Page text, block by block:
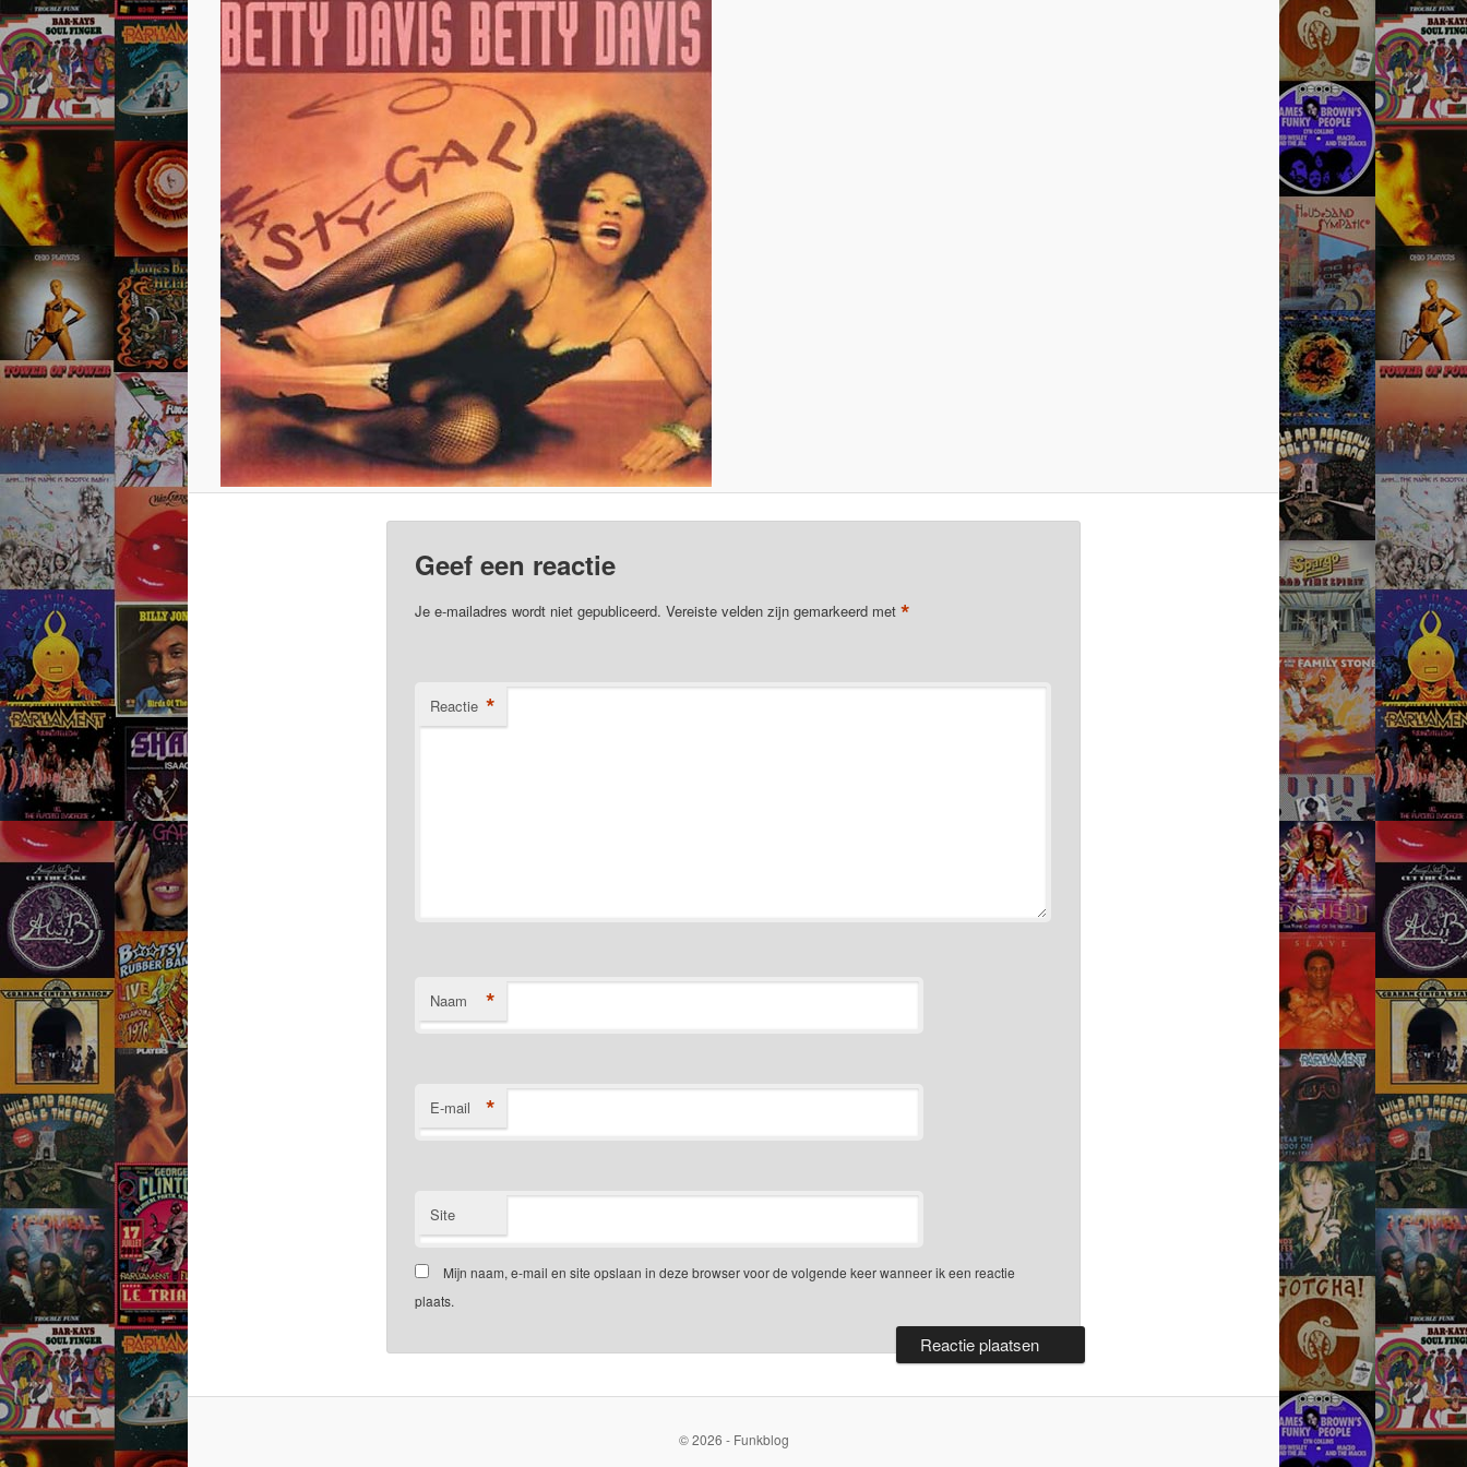
Geef een reactie
Je e-mailadres wordt niet gepubliceerd. Vereiste velden zijn gemarkeerd met *
Reactie *
Naam *
E-mail *
Site
Mijn naam, e-mail en site opslaan in deze browser voor de volgende keer wanneer ik een reactie
plaats.
© 2026 - Funkblog